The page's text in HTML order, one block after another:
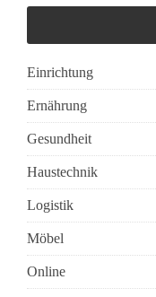
Einrichtung
Ernährung
Gesundheit
Haustechnik
Logistik
Möbel
Online